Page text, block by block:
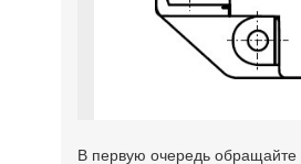
В первую очередь